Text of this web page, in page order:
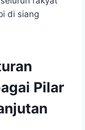
di siang
Pilar